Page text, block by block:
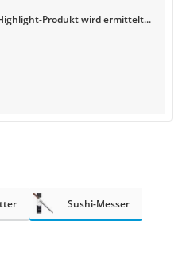
Produkt wird ermittelt...
Sushi-Messer